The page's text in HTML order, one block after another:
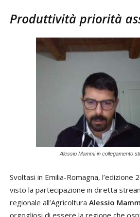
Produttività priorità
Alessio Mammi in collegamento
Svoltasi in Emilia-Romagna, l’edizione
visto la partecipazione in diretta
regionale all’Agricoltura Alessio